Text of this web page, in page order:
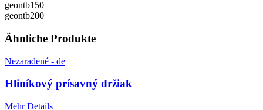
geontb150
geontb200
Ähnliche Produkte
Nezaradené - de
Hliníkový prísavný držiak
Mehr Details